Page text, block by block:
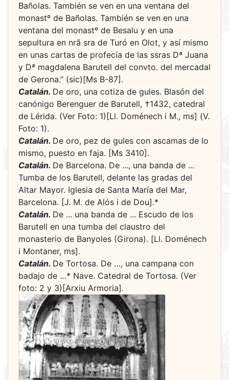
Bañolas. También se ven en una ventana del
monastº de Bañolas. También se ven en una
ventana del monastº de Besalu y en una
sepultura en nrã sra de Turó en Olot, y así mismo
en unas cartas de profecía de las ssras Dª Juana
y Dª magdalena Barutell del convto. del mercadal
de Gerona.” (sic)[Ms B-87].
Catalán. De oro, una cotiza de gules. Blasón del
canónigo Berenguer de Barutell, †1432, catedral
de Lérida. (Ver Foto: 1)[Ll. Doménech i M., ms] (V.
Foto: 1).
Catalán. De oro, pez de gules con ascamas de lo
mismo, puesto en faja. [Ms 3410].
Catalán. De Barcelona. De ..., una banda de ...
Tumba de los Barutell, delante las gradas del
Altar Mayor. Iglesia de Santa María del Mar,
Barcelona. [J. M. de Alós i de Dou].*
Catalán. De ... una banda de ... Escudo de los
Barutell en una tumba del claustro del
monasterio de Banyoles (Girona). [Ll. Doménech
i Montaner, ms].
Catalán. De Tortosa. De …, una campana con
badajo de …* Nave. Catedral de Tortosa. (Ver
foto: 2 y 3)[Arxiu Armoria].